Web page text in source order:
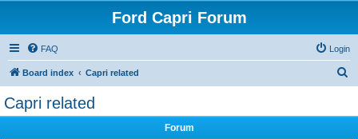
Ford Capri Forum
FAQ Login
Board index Capri related
Capri related
Forum